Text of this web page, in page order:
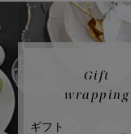
Gift
wrapping
ギフト